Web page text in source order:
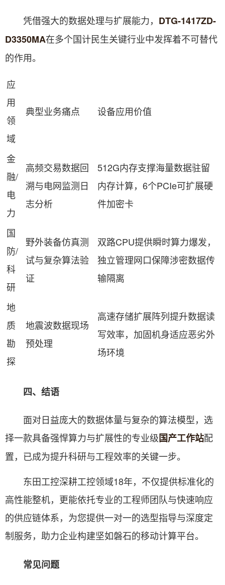
凭借强大的数据处理与扩展能力， DTG-1417ZD-
D3350MA在多个国计民生关键行业中发挥着不可替代
的作用。
应
用
领
域
典型业务痛点 设备应用价值
金
融/
电
力
高频交易数据回
溯与电网监测日
志分析
512G内存支撑海量数据驻留
内存计算，6个PCIe可扩展硬
件加密卡
国
防/
科
研
野外装备仿真测
试与复杂算法验
证
双路CPU提供瞬时算力爆发，
独立管理网口保障涉密数据传
输隔离
地
质
勘
探
地震波数据现场
预处理
高速存储扩展阵列提升数据读
写效率，加固机身适应恶劣外
场环境
四、结语
面对日益庞大的数据体量与复杂的算法模型，选
择一款具备强悍算力与扩展性的专业级国产工作站配
置，已成为提升科研与工程效率的关键一步。
东田工控深耕工控领域18年，不仅提供标准化的
高性能整机，更能依托专业的工程师团队与快速响应
的供应链体系，为您提供一对一的选型指导与深度定
制服务，助力企业构建坚如磐石的移动计算平台。
常见问题